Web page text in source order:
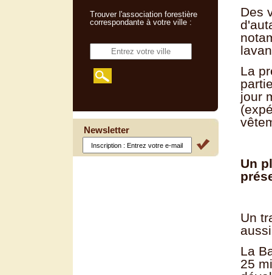
Des
La
jour
Un
Un
La
25
Trouver l'association forestière
correspondante à votre ville :
Newsletter